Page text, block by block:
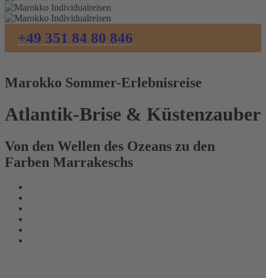
+49 351 84 80 846
Marokko Sommer-Erlebnisreise
Atlantik-Brise & Küstenzauber
Von den Wellen des Ozeans zu den
Farben Marrakeschs